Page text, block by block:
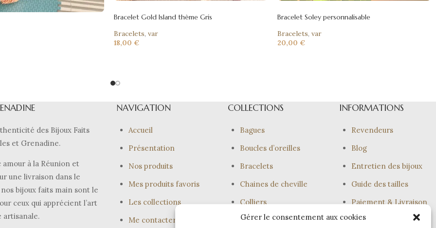
Gérer le consentement aux cookies
Bracelet Gold Island thème Gris
Bracelets, var
18,00 €
Bracelet Soley personnalisable
Bracelets, var
20,00 €
des Bijoux Faits
et Grenadine.
amour à la Réunion et
une livraison dans le
bijoux faits main sont le
ceux qui apprécient l’art
artisanale.
NAVIGATION
Accueil
Présentation
Nos produits
Mes produits favoris
Les collections
Me contacter
COLLECTIONS
Bagues
Boucles d’oreilles
Bracelets
Chaines de cheville
Colliers
Joncs
INFORMATIONS
Revendeurs
Blog
Entretien des bijoux
Guide des tailles
Paiement & Livraison